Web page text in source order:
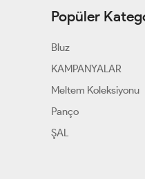
Popüler
Bluz
KAMPANYALAR
Meltem Koleksiyonu
Panço
ŞAL